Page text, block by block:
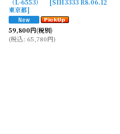
東京都]
59,800円(税別)
(税込: 65,780円)